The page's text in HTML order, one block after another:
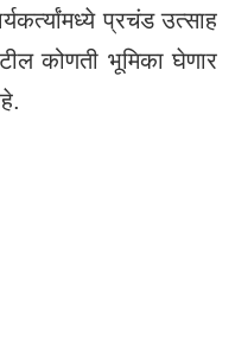
प्रचंड उत्साह
कोणती भूमिका घेणार